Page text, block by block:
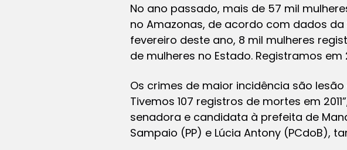
No ano passado, mais de 57 mil
no Amazonas, de acordo com dados
fevereiro deste ano, 8 mil mulheres
de mulheres no Estado. Registramos em
Os crimes de maior incidência são
Tivemos 107 registros de mortes em
senadora e candidata à prefeita de
Sampaio (PP) e Lúcia Antony (PCdoB),